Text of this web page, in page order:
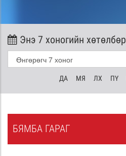
Энэ 7 хоногийн хөтөлбөр
ДА МЯ ЛХ ПҮ
БЯМБА ГАРАГ